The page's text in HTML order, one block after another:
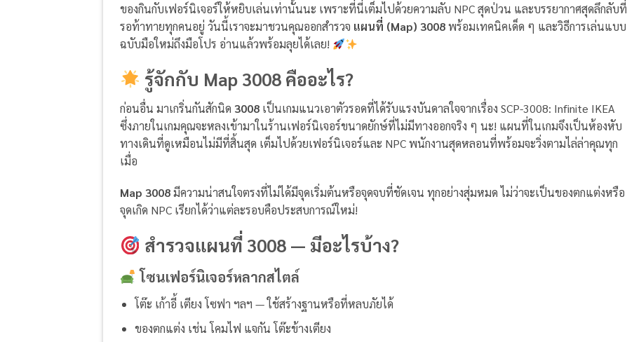
ของกินกับเฟอร์นิเจอร์ให้หยิบเล่นเท่านั้นนะ เพราะที่นี่เต็มไปด้วยความลับ NPC สุดป่วน และบรรยากาศสุดลึกลับที่
รอท้าทายทุกคนอยู่ วันนี้เราจะมาชวนคุณออกสำรวจ แผนที่ (Map) 3008พร้อมเทคนิคเด็ด ๆ และวิธีการเล่นแบบ
ฉบับมือใหม่ถึงมือโปร อ่านแล้วพร้อมลุยได้เลย!
รู้จักกับ Map 3008 คืออะไร?
ก่อนอื่น มาเกริ่นกันสักนิด 3008 เป็นเกมแนวเอาตัวรอดที่ได้รับแรงบันดาลใจจากเรื่อง SCP-3008: Infinite IKEA
ซึ่งภายในเกมคุณจะหลงเข้ามาในร้านเฟอร์นิเจอร์ขนาดยักษ์ที่ไม่มีทางออกจริง ๆ นะ! แผนที่ในเกมจึงเป็นห้องหับ
ทางเดินที่ดูเหมือนไม่มีที่สิ้นสุด เต็มไปด้วยเฟอร์นิเจอร์และ NPC พนักงานสุดหลอนที่พร้อมจะวิ่งตามไล่ล่าคุณทุก
เมื่อ
Map 3008มีความน่าสนใจตรงที่ไม่ได้มีจุดเริ่มต้นหรือจุดจบที่ชัดเจน ทุกอย่างสุ่มหมด ไม่ว่าจะเป็นของตกแต่งหรือ
จุดเกิด NPC เรียกได้ว่าแต่ละรอบคือประสบการณ์ใหม่!
สำรวจแผนที่ 3008 — มีอะไรบ้าง?
โซนเฟอร์นิเจอร์หลากสไตล์
โต๊ะ เก้าอี้ เตียง โซฟา ฯลฯ — ใช้สร้างฐานหรือที่หลบภัยได้
ของตกแต่ง เช่น โคมไฟ แจกัน โต๊ะข้างเตียง